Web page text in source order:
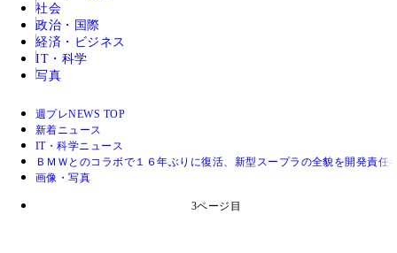
社会
政治・国際
経済・ビジネス
IT・科学
写真
週プレNEWS TOP
新着ニュース
IT・科学ニュース
ＢＭＷとのコラボで１６年ぶりに復活、新型スープラの全貌を開発責任
画像・写真
3ページ目